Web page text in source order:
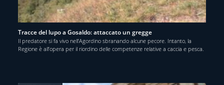
Tracce del lupo a Gosaldo: attaccato un gregge
Il predatore si fa vivo nell’Agordino sbranando alcune pecore. Intanto, la
Regione è all’opera per il riordino delle competenze relative a caccia e pesca.